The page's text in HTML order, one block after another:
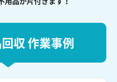
収 作業事例